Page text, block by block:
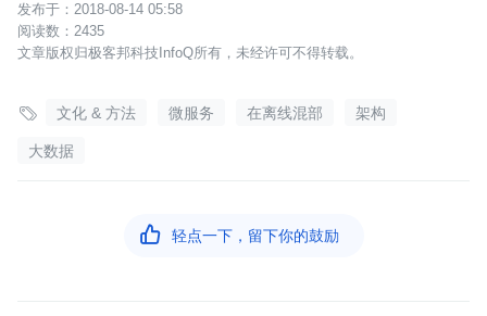
2018-08-14 05:58
2435
文章版权归极客邦科技InfoQ所有，未经许可不得转载。
 文化 & 方法 微服务 在离线混部 架构
大数据
 轻点一下，留下你的鼓励